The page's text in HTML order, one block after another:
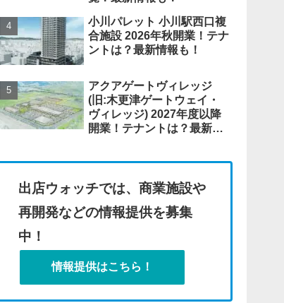
小川パレット 小川駅西口複
合施設 2026年秋開業！テナ
ントは？最新情報も！
アクアゲートヴィレッジ
(旧:木更津ゲートウェイ・
ヴィレッジ) 2027年度以降
開業！テナントは？最新情
出店ウォッチでは、商業施設や
再開発などの情報提供を募集
中！
情報提供はこちら！